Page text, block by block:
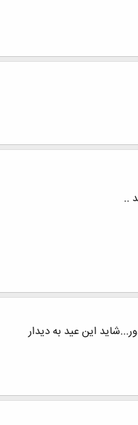
..
این عید به دیدار